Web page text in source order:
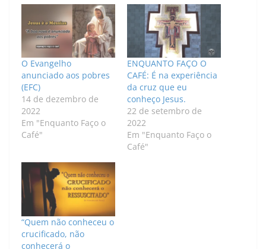
O Evangelho
anunciado aos pobres
(EFC)
14 de dezembro de
2022
Em "Enquanto Faço o
Café"
ENQUANTO FAÇO O
CAFÉ: É na experiência
da cruz que eu
conheço Jesus.
22 de setembro de
2022
Em "Enquanto Faço o
Café"
“Quem não conheceu o
crucificado, não
conhecerá o